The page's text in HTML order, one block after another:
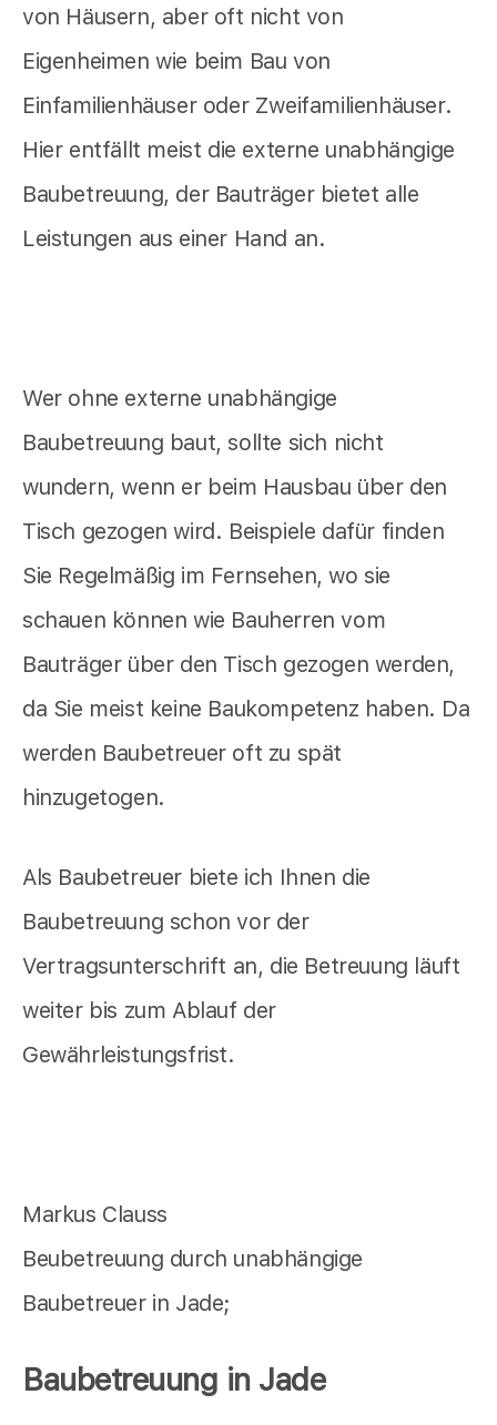
von Häusern, aber oft nicht von
Eigenheimen wie beim Bau von
Einfamilienhäuser oder Zweifamilienhäuser.
Hier entfällt meist die externe unabhängige
Baubetreuung, der Bauträger bietet alle
Leistungen aus einer Hand an.
Wer ohne externe unabhängige
Baubetreuung baut, sollte sich nicht
wundern, wenn er beim Hausbau über den
Tisch gezogen wird. Beispiele dafür finden
Sie Regelmäßig im Fernsehen, wo sie
schauen können wie Bauherren vom
Bauträger über den Tisch gezogen werden,
da Sie meist keine Baukompetenz haben. Da
werden Baubetreuer oft zu spät
hinzugetogen.
Als Baubetreuer biete ich Ihnen die
Baubetreuung schon vor der
Vertragsunterschrift an, die Betreuung läuft
weiter bis zum Ablauf der
Gewährleistungsfrist.
Markus Clauss
Beubetreuung durch unabhängige
Baubetreuer in Jade;
Baubetreuung in Jade